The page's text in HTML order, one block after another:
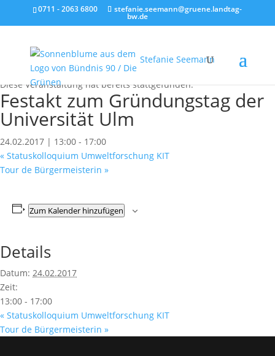
0711 - 2063 6800 stefanie.seemann@gruene.landtag-
bw.de
Stefanie Seemann
« Alle Veranstaltungen
Diese Veranstaltung hat bereits stattgefunden.
Festakt zum Gründungstag der
Universität Ulm
24.02.2017 | 13:00 - 17:00
« Statuskolloquium Umweltforschung KIT
Tour de Bürgermeisterin »
Zum Kalender hinzufügen
Details
Datum: 24.02.2017
Zeit:
13:00 - 17:00
« Statuskolloquium Umweltforschung KIT
Tour de Bürgermeisterin »